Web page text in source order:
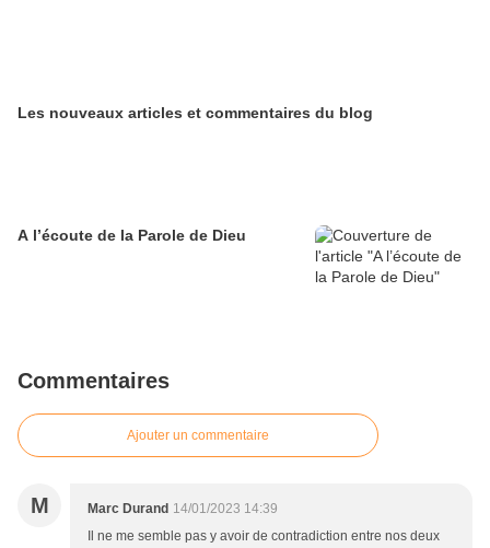
Les nouveaux articles et commentaires du blog
A l’écoute de la Parole de Dieu
Commentaires
Ajouter un commentaire
M Marc Durand 14/01/2023 14:39
Il ne me semble pas y avoir de contradiction entre nos deux